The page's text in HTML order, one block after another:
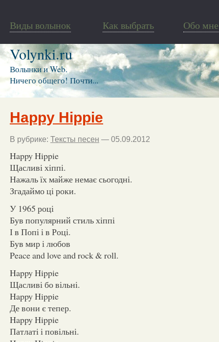
Виды волынок Как выбрать Обо мне
Volynki.ru
Волынки и Web.
Ничего общего! Почти...
Happy Hippie
В рубрике: Тексты песен — 05.09.2012
Happy Hippie
Щасливі хіппі.
Нажаль їх майже немає сьогодні.
Згадаймо ці роки.
У 1965 році
Був популярний стиль хіппі
І в Попі і в Році.
Був мир і любов
Peace and love and rock & roll.
Happy Hippie
Щасливі бо вільні.
Happy Hippie
Де вони є тепер.
Happy Hippie
Патлаті і повільні.